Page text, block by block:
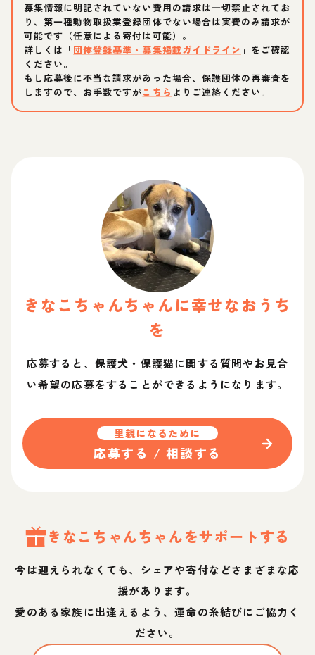
募集情報に明記されていない費用の請求は一切禁止されてお
り、第一種動物取扱業登録団体でない場合は実費のみ請求が
可能です（任意による寄付は可能）。
詳しくは「団体登録基準・募集掲載ガイドライン 」をご確認
ください。
もし応募後に不当な請求があった場合、保護団体の再審査を
しますので、お手数ですがこちら よりご連絡ください。
きなこちゃんちゃんに幸せなおうち
を
応募すると、保護犬・保護猫に関する質問やお見合
い希望の応募をすることができるようになります。
里親になるために
応募する / 相談する
きなこちゃんちゃんをサポートする
今は迎えられなくても、シェアや寄付などさまざまな応
援があります。
愛のある家族に出逢えるよう、運命の糸結びにご協力く
ださい。